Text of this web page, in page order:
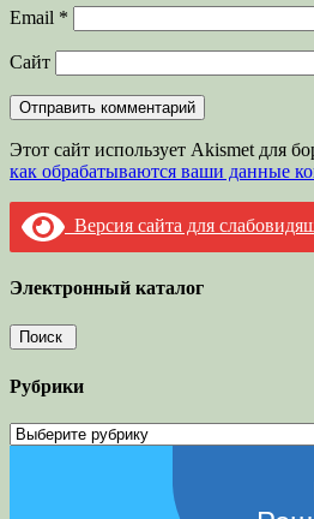
Email *
Сайт
Этот сайт использует Akismet для
как обрабатываются ваши данные
Версия сайта для
Электронный каталог
Рубрики
Рубрики